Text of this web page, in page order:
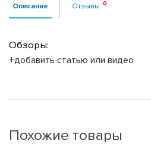
Описание Отзывы
Обзоры:
+добавить статью или видео
Похожие товары